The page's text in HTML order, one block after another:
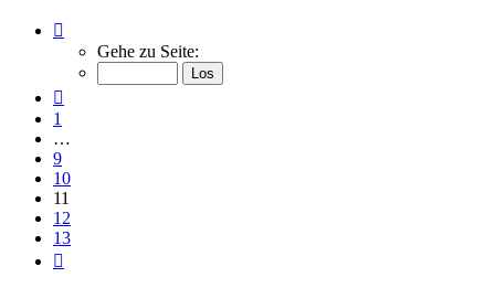
von
Gehe zu Seite:
1
…
9
10
11
12
13